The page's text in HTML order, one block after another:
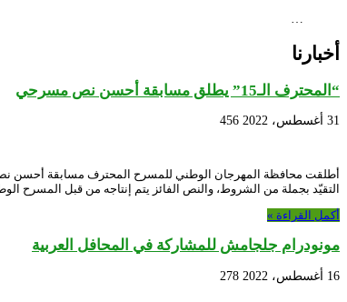
…
أخبارنا
“المحترف الـ15” يطلق مسابقة أحسن نص مسرحي
31 أغسطس، 2022 456
التقيّد بجملة من الشروط، والنص الفائز يتم إنتاجه من قبل المسرح
أكمل القراءة »
مونودرام جلجامش للمشاركة في المحافل العربية
16 أغسطس، 2022 278